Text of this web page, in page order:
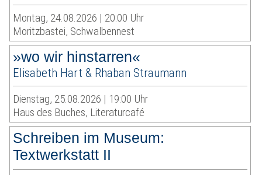
Montag, 24.08.2026 | 20:00 Uhr
Moritzbastei, Schwalbennest
»wo wir hinstarren«
Elisabeth Hart & Rhaban Straumann
Dienstag, 25.08.2026 | 19:00 Uhr
Haus des Buches, Literaturcafé
Schreiben im Museum:
Textwerkstatt II